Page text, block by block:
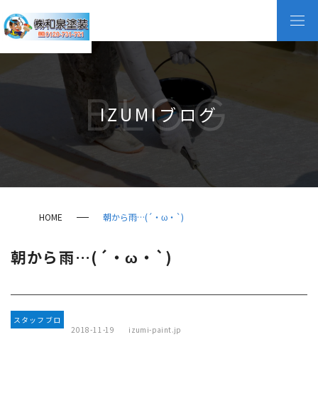
IZUMIブログ
BLOG
HOME 朝から雨…(´・ω・`)
朝から雨…(´・ω・`)
スタッフブロ
2018-11-19 izumi-paint.jp